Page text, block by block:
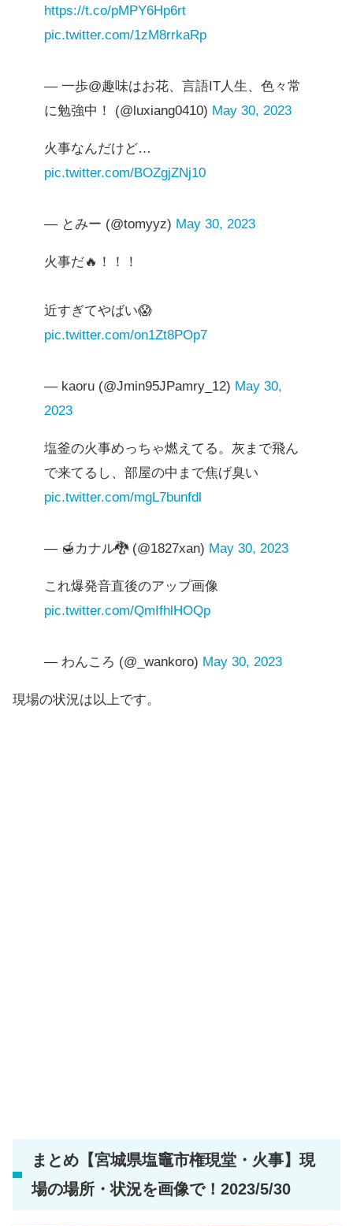
https://t.co/pMPY6Hp6rt
pic.twitter.com/1zM8rrkaRp
— 一歩@趣味はお花、言語IT人生、色々常
に勉強中！ (@luxiang0410) May 30, 2023
火事なんだけど…
pic.twitter.com/BOZgjZNj10
— とみー (@tomyyz) May 30, 2023
火事だ🔥！！！
近すぎてやばい😱
pic.twitter.com/on1Zt8POp7
— kaoru (@Jmin95JPamry_12) May 30,
2023
塩釜の火事めっちゃ燃えてる。灰まで飛ん
で来てるし、部屋の中まで焦げ臭い
pic.twitter.com/mgL7bunfdl
— 🍯カナル🐉 (@1827xan) May 30, 2023
これ爆発音直後のアップ画像
pic.twitter.com/QmIfhlHOQp
— わんころ (@_wankoro) May 30, 2023
現場の状況は以上です。
まとめ【宮城県塩竈市権現堂・火事】現
場の場所・状況を画像で！2023/5/30